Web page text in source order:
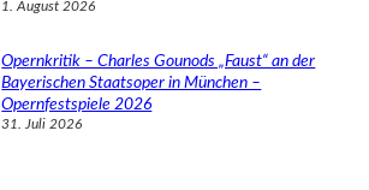
1. August 2026
Opernkritik – Charles Gounods „Faust“ an der
Bayerischen Staatsoper in München –
Opernfestspiele 2026
31. Juli 2026